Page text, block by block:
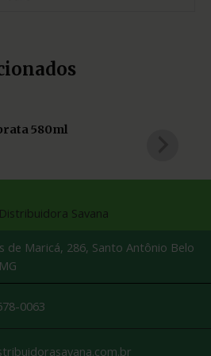
580ml
de Maricá, 286, Santo Antônio Belo
0063